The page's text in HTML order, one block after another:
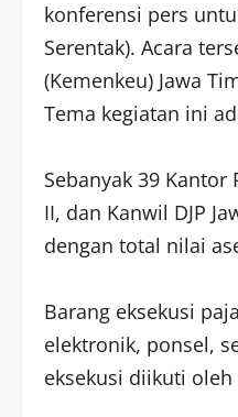
konferensi pers
Serentak). Acara
(Kemenkeu) Jawa
Tema kegiatan ini
Sebanyak 39 Kantor
II, dan Kanwil DJP
dengan total nilai
Barang eksekusi
elektronik, ponsel,
eksekusi diikuti